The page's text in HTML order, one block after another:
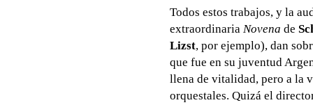
Todos estos trabajos, y la
extraordinaria Novena de
Lizst, por ejemplo), dan
que fue en su juventud
llena de vitalidad, pero a la
orquestales. Quizá el